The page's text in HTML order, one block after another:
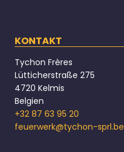
KONTAKT
Tychon Frères
Lütticherstraße 275
4720 Kelmis
Belgien
+32 87 63 95 20
feuerwerk@tychon-sprl.be